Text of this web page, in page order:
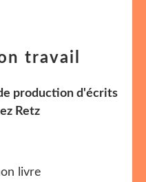
travail
production d'écrits
Retz
livre